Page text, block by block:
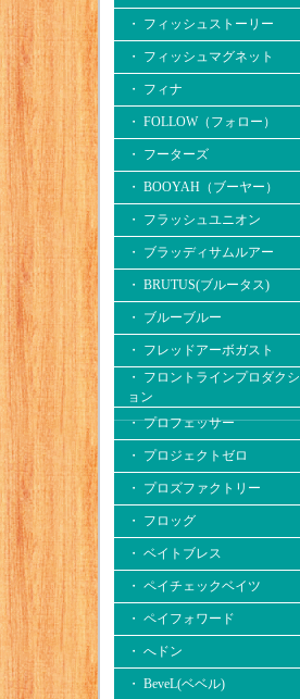
・ フィッシュストーリー
・ フィッシュマグネット
・ フィナ
・ FOLLOW（フォロー）
・ フーターズ
・ BOOYAH（ブーヤー）
・ フラッシュユニオン
・ ブラッディサムルアー
・ BRUTUS(ブルータス)
・ ブルーブルー
・ フレッドアーボガスト
・ フロントラインプロダクシ
ョン
・ プロフェッサー
・ プロジェクトゼロ
・ プロズファクトリー
・ フロッグ
・ ベイトブレス
・ ペイチェックベイツ
・ ペイフォワード
・ へドン
・ BeveL(ベベル)